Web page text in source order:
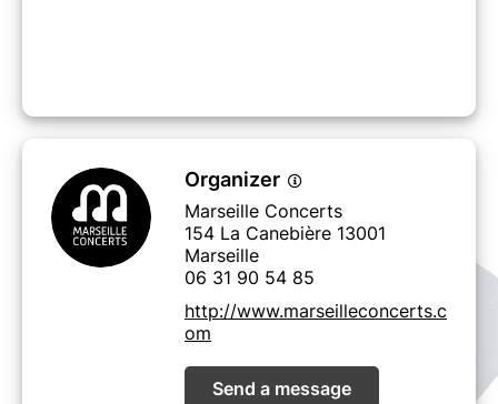
Organizer
Marseille Concerts
154 La Canebière 13001
Marseille
06 31 90 54 85
http://www.marseilleconcerts.c
om
Send a message